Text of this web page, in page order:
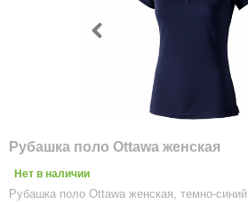
Рубашка поло Ottawa женская
Нет в наличии
Рубашка поло Ottawa женская, темно-синий